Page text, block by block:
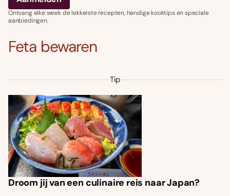
Ontvang elke week de lekkerste recepten, handige kooktips en speciale
aanbiedingen.
Feta bewaren
Tip
Droom jij van een culinaire reis naar Japan?